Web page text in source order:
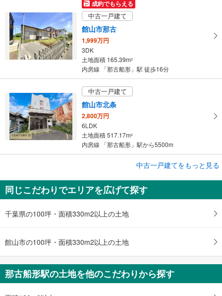
成約でもらえる
中古一戸建て
館山市那古
1,999万円
3DK
土地面積 165.39m2
内房線 「那古船形」駅 徒歩16分
中古一戸建て
館山市北条
2,800万円
6LDK
土地面積 517.17m2
内房線 「那古船形」駅から5500m
館山市北条
1,480万円
3LDK
土地面積 191.37m
内房線 「那古船形」駅から4300m
中古一戸建てをもっと見る
同じこだわりでエリアを広げて探す
千葉県の100坪・面積330m2以上の土地
館山市の100坪・面積330m2以上の土地
那古船形駅の土地を他のこだわりから探す